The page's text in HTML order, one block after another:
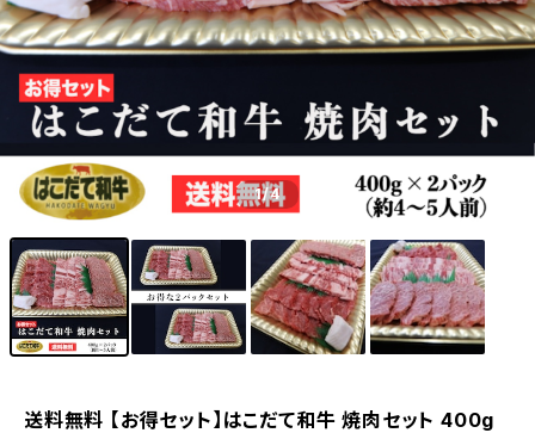
1/4
送料無料 【お得セット】はこだて和牛 焼肉セット 400g